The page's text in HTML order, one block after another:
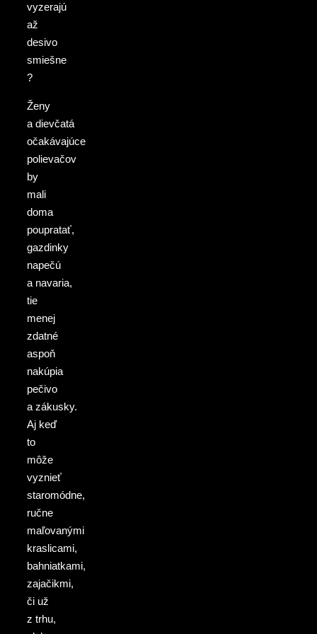
vyzerajú
až
desivo
smiešne
?
Ženy
a dievčatá
očakávajúce
polievačov
by
mali
doma
poupratať,
gazdinky
napečú
a navaria,
tie
menej
zdatné
aspoň
nakúpia
pečivo
a zákusky.
Aj keď
to
môže
vyznieť
staromódne,
ručne
maľovanými
kraslicami,
bahniatkami,
zajačikmi,
či už
z trhu,